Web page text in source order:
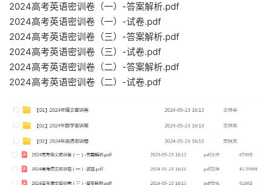
2024高考英语密训卷（一）-答案解析.pdf
2024高考英语密训卷（一）-试卷.pdf
2024高考英语密训卷（三）-答案解析.pdf
2024高考英语密训卷（三）-试卷.pdf
2024高考英语密训卷（二）-答案解析.pdf
2024高考英语密训卷（二）-试卷.pdf